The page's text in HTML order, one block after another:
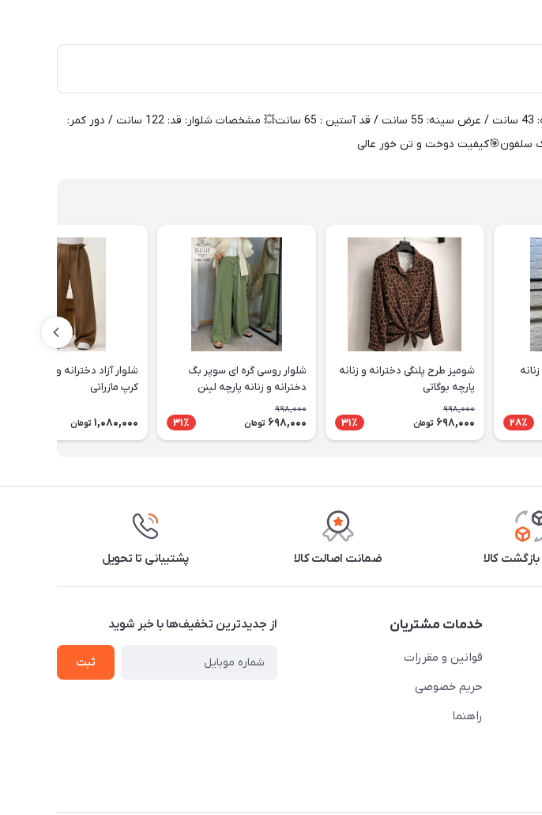
💥ست شومیز شلوار 💥کد : 60303💥سایز : 38 تا 44💥مشخصات شومیز: قدکار : 67 سانت / عرض شانه: 43 سانت / عرض سینه: 55 سانت / قد آستین : 65 سانت💥 مشخصات شلوار: قد: 122 سانت / دور کمر:
28٪
شومیز طرح پلنگی دخترانه و زنانه
پارچه بوگاتی
998,000
698,000 تومان 31٪
شلوار روسی گره ای سوپر بگ
دخترانه و زنانه پارچه لینن
شانتون
998,000
698,000 تومان 31٪
شلوار آزاد دخترانه و زنانه پارچه
کرپ مازراتی
1,080,000 تومان
کالا ضمانت اصالت کالا پشتیبانی تا تحویل
خدمات مشتریان
قوانین و مقررات
حریم خصوصی
راهنما
از جدید‌ترین تخفیف‌ها با‌ خبر شوید
ثبت